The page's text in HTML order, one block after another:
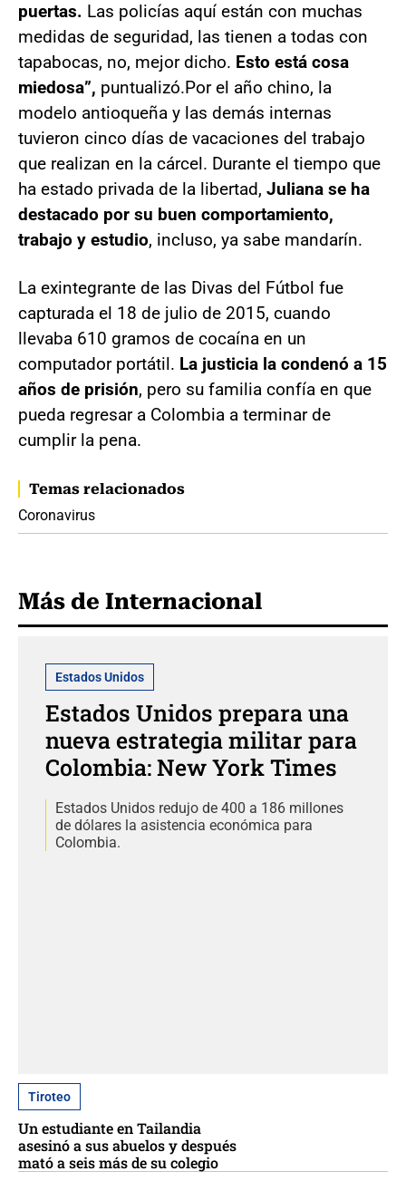
puertas. Las policías aquí están con muchas
medidas de seguridad, las tienen a todas con
tapabocas, no, mejor dicho. Esto está cosa
miedosa”, puntualizó.Por el año chino, la
modelo antioqueña y las demás internas
tuvieron cinco días de vacaciones del trabajo
que realizan en la cárcel. Durante el tiempo que
ha estado privada de la libertad, Juliana se ha
destacado por su buen comportamiento,
trabajo y estudio, incluso, ya sabe mandarín.
La exintegrante de las Divas del Fútbol fue
capturada el 18 de julio de 2015, cuando
llevaba 610 gramos de cocaína en un
computador portátil. La justicia la condenó a 15
años de prisión, pero su familia confía en que
pueda regresar a Colombia a terminar de
cumplir la pena.
Temas relacionados
Coronavirus
Más de Internacional
Estados Unidos
Estados Unidos prepara una
nueva estrategia militar para
Colombia: New York Times
Estados Unidos redujo de 400 a 186 millones
de dólares la asistencia económica para
Colombia.
Tiroteo
Un estudiante en Tailandia
asesinó a sus abuelos y después
mató a seis más de su colegio